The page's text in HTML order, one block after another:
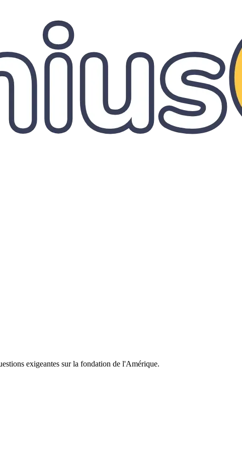
exigeantes sur la fondation de l'Amérique.